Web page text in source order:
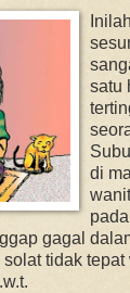
satu
di
gagal
tidak